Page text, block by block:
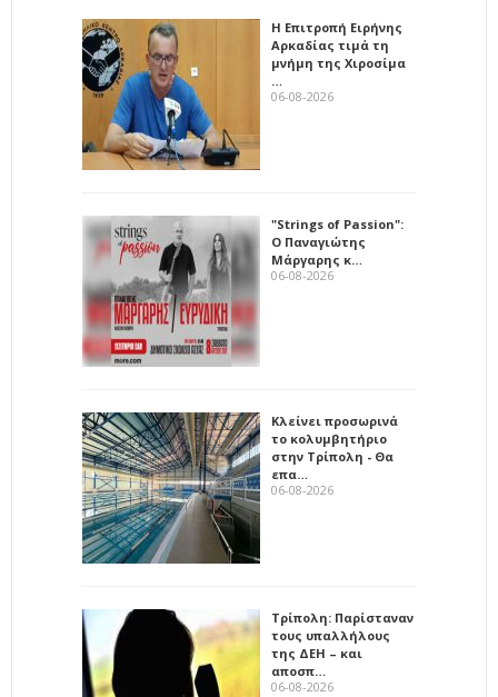
Η Επιτροπή Ειρήνης
Αρκαδίας τιμά τη
μνήμη της Χιροσίμα
…
06-08-2026
"Strings of Passion":
Ο Παναγιώτης
Μάργαρης κ…
06-08-2026
Κλείνει προσωρινά
το κολυμβητήριο
στην Τρίπολη - Θα
επα…
06-08-2026
Τρίπολη: Παρίσταναν
τους υπαλλήλους
της ΔΕΗ – και
αποσπ…
06-08-2026